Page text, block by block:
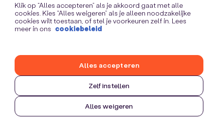
Klik op “Alles accepteren” als je akkoord gaat met alle
cookies. Kies “Alles weigeren” als je alleen noodzakelijke
cookies wilt toestaan, of stel je voorkeuren zelf in. Lees
meer in ons cookiebeleid
Zelf instellen
Alles weigeren
Alles accepteren